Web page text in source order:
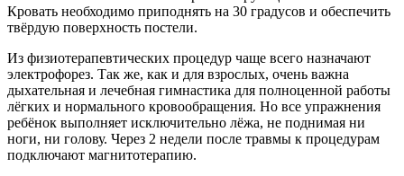
Кровать необходимо приподнять на 30 градусов и обеспечить
твёрдую поверхность постели.
Из физиотерапевтических процедур чаще всего назначают
электрофорез. Так же, как и для взрослых, очень важна
дыхательная и лечебная гимнастика для полноценной работы
лёгких и нормального кровообращения. Но все упражнения
ребёнок выполняет исключительно лёжа, не поднимая ни
ноги, ни голову. Через 2 недели после травмы к процедурам
подключают магнитотерапию.